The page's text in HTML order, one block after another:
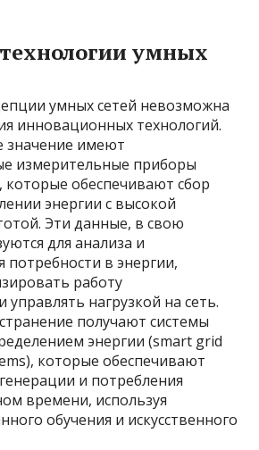
умных
умных сетей невозможна
инновационных технологий.
значение имеют
измерительные приборы
которые обеспечивают сбор
энергии с высокой
Эти данные, в свою
для анализа и
потребности в энергии,
работу
управлять нагрузкой на сеть.
получают системы
энергии (smart grid
которые обеспечивают
и потребления
времени, используя
обучения и искусственного